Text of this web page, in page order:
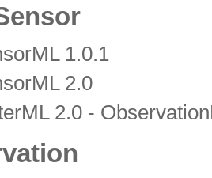
1.0.1
2.0
2.0 -